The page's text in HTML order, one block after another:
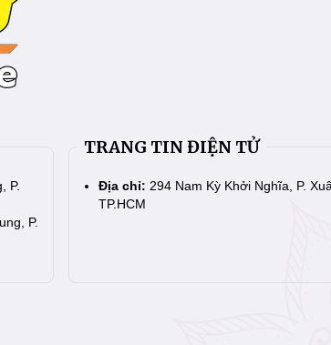
P.
P.
TRANG TIN ĐIỆN TỬ
Địa chỉ: 294 Nam Kỳ Khởi Nghĩa, P.
TP.HCM